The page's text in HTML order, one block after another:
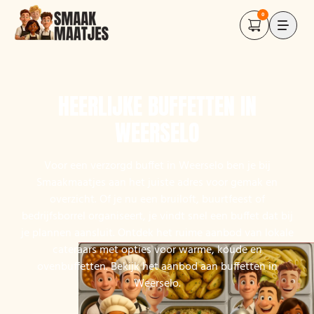
0
cateraars met opties voor warme, koude en
ovenbuffetten. Bekijk het aanbod aan buffetten in
Weerselo.